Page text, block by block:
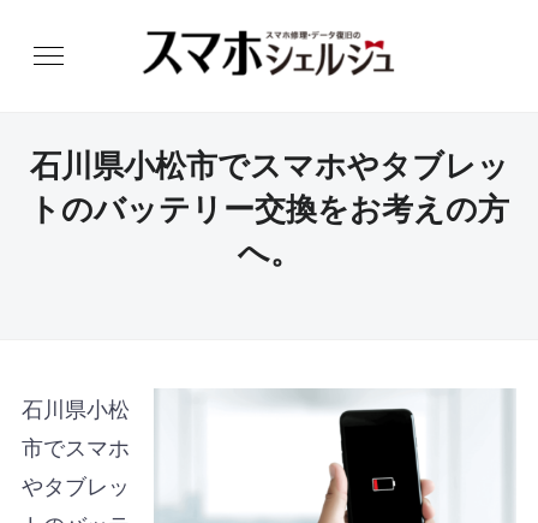
石川県小松市でスマホやタブレッ
トのバッテリー交換をお考えの方
へ。
石川県小松
市でスマホ
やタブレッ